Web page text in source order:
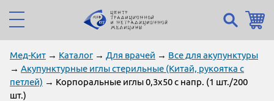
Мед-Кит → Каталог → Для врачей → Все для акупунктуры
→ Акупунктурные иглы стерильные (Китай, рукоятка с
петлей) → Корпоральные иглы 0,3х50 с напр. (1 шт./200
шт.)